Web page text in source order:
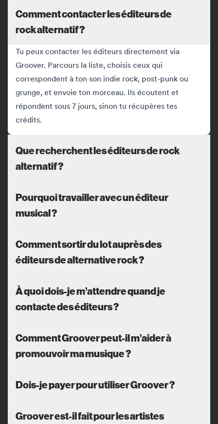
Comment contacter les éditeurs de
rock alternatif ?
Tu peux contacter les éditeurs directement via
Groover. Parcours la liste, choisis ceux qui
correspondent à ton son indie rock, post-punk ou
grunge, et envoie ton morceau. Ils écoutent et
répondent sous 7 jours, sinon tu récupères tes
crédits.
Que recherchent les éditeurs de rock
alternatif ?
Pourquoi travailler avec un éditeur
musical ?
Comment sortir du lot auprès des
éditeurs de alternative rock ?
À quoi dois-je m’attendre quand je
contacte des éditeurs ?
Comment Groover peut-il m’aider à
promouvoir ma musique ?
Dois-je payer pour utiliser Groover ?
Groover est-il fait pour les artistes